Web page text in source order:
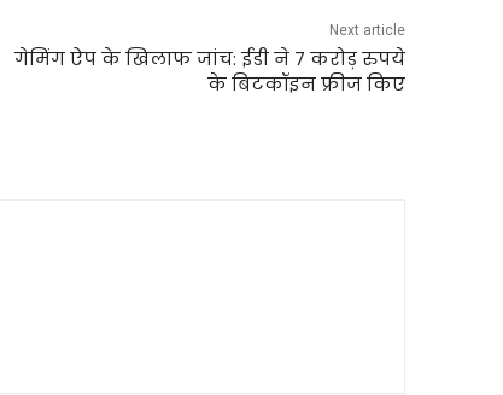
Next article
गेमिंग ऐप के खिलाफ जांच: ईडी ने 7 करोड़ रुपये
के बिटकॉइन फ्रीज किए